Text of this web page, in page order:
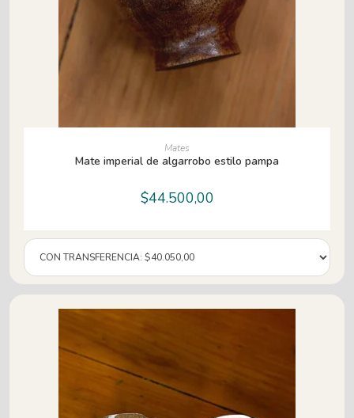
AÑADIR AL CARRITO
Mates
Mate imperial de algarrobo estilo pampa
$44.500,00